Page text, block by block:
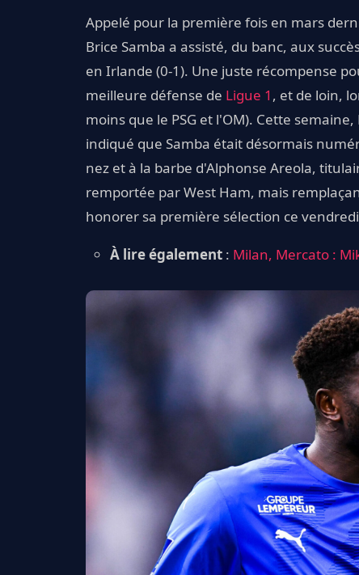
Appelé pour la première fois en mars
Brice Samba a assisté, du banc, aux
en Irlande (0-1). Une juste récompense
meilleure défense de Ligue 1 , et de loin,
moins que le PSG et l'OM). Cette
indiqué que Samba était désormais
nez et à la barbe d'Alphonse Areola,
remportée par West Ham, mais
honorer sa première sélection ce
À lire également : Milan, Mercato :